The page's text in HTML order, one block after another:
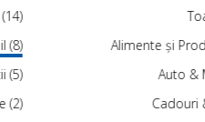
(8)
(5)
(2)
Alimente și
Auto &
Cadouri